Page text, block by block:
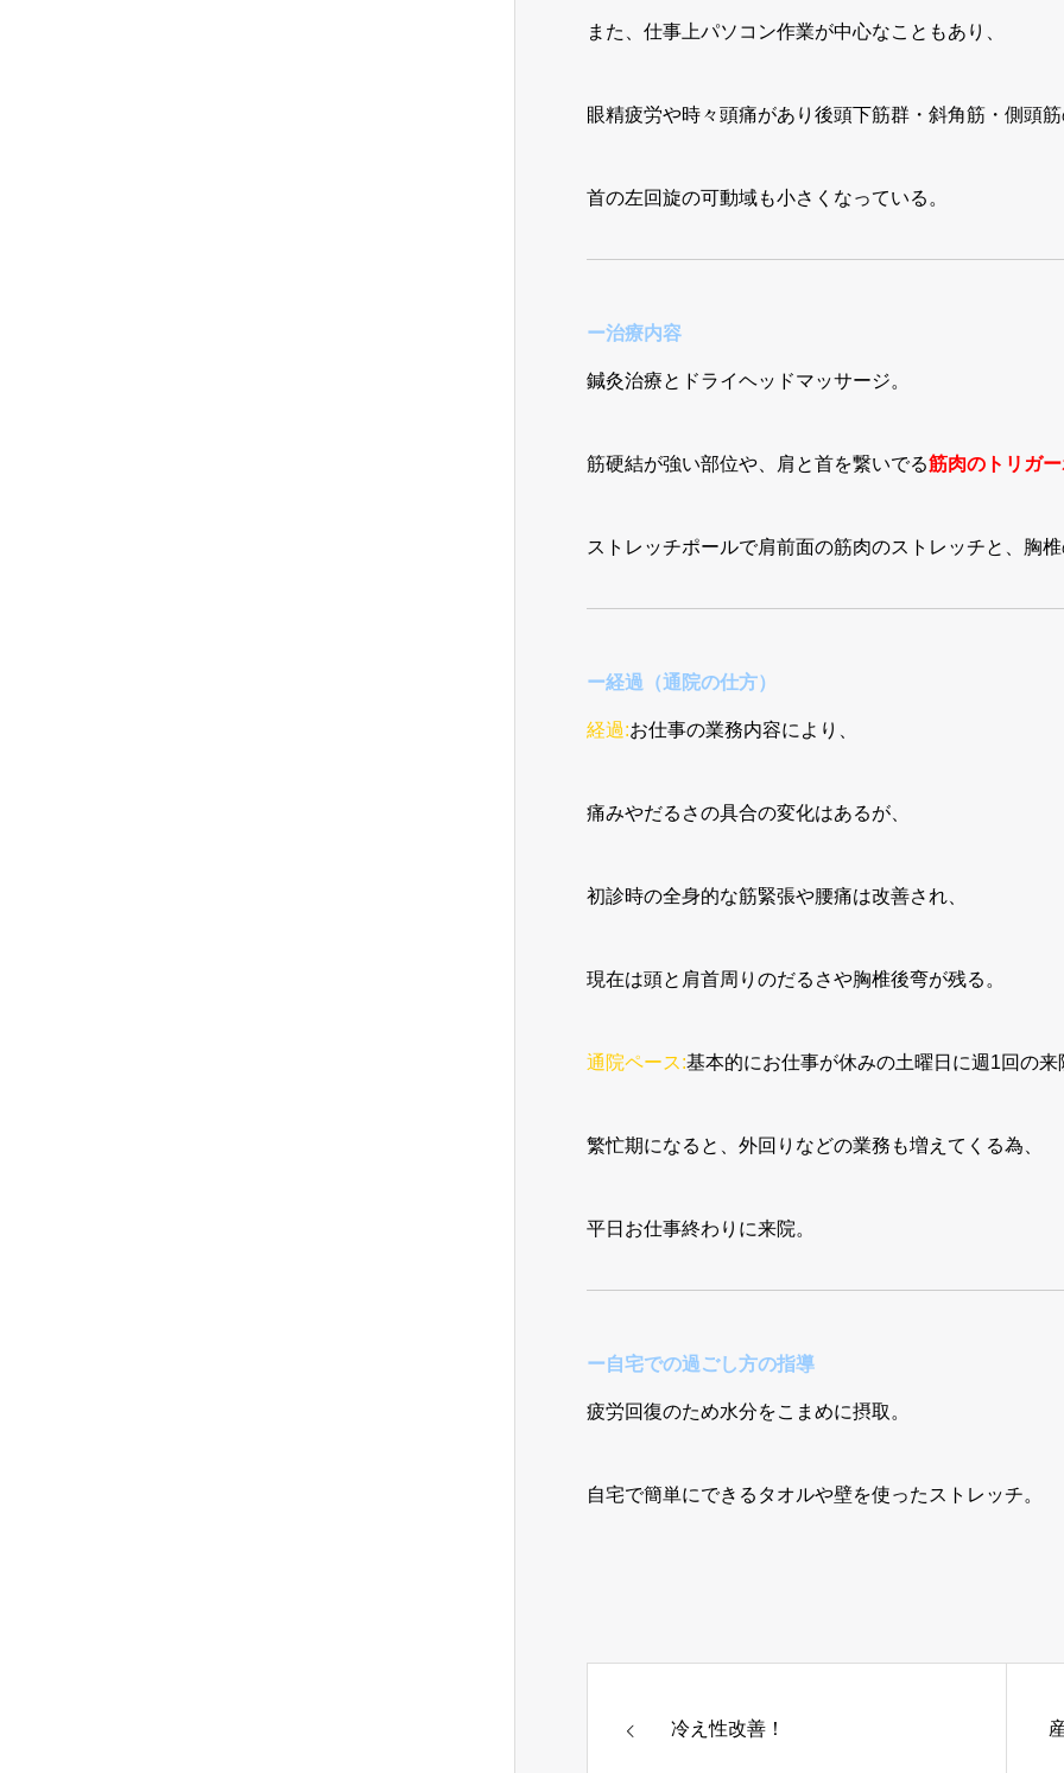
また、仕事上パソコン作業が中心なこともあり、
眼精疲労や時々頭痛があり後頭下筋群・斜角筋・側頭
首の左回旋の可動域も小さくなっている。
ー治療内容
鍼灸治療とドライヘッドマッサージ。
筋硬結が強い部位や、肩と首を繋いでる筋肉のトリガ
ストレッチポールで肩前面の筋肉のストレッチと、胸
ー経過（通院の仕方）
経過:お仕事の業務内容により
痛みやだるさの具合の変化はあるが、
初診時の全身的な筋緊張や腰痛は改善され、
現在は頭と肩首周りのだるさや胸椎後弯が残る。
通院ペース:基本的にお仕事が休みの土曜日に週1回の来
繁忙期になると、外回りなどの業務も増えてくる為、
平日お仕事終わりに来院。
ー自宅での過ごし方の指導
疲労回復のため水分をこまめに摂取。
自宅で簡単にできるタオルや壁を使ったストレッチ。
冷え性改善！